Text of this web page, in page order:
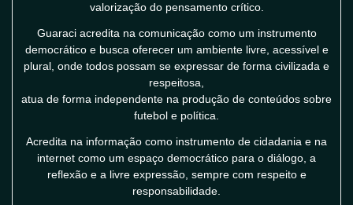
valorização do pensamento crítico.
Guaraci acredita na comunicação como um instrumento
democrático e busca oferecer um ambiente livre, acessível e
plural, onde todos possam se expressar de forma civilizada e
respeitosa,
atua de forma independente na produção de conteúdos sobre
futebol e política.
Acredita na informação como instrumento de cidadania e na
internet como um espaço democrático para o diálogo, a
reflexão e a livre expressão, sempre com respeito e
responsabilidade.